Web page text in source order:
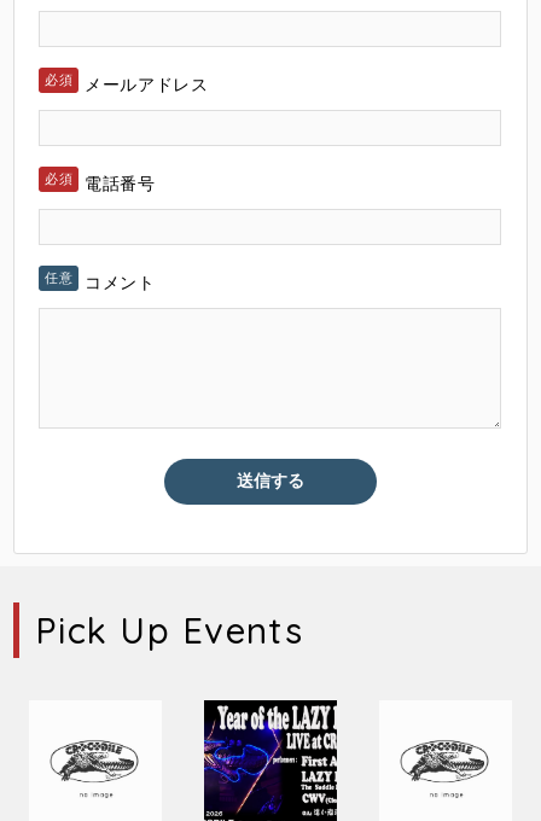
メールアドレス
電話番号
コメント
Pick Up Events